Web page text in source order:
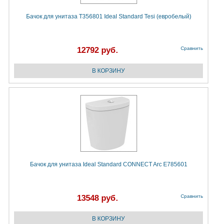
Бачок для унитаза T356801 Ideal Standard Tesi (евробелый)
12792 руб. Сравнить
Бачок для унитаза Ideal Standard CONNECT Arc E785601
13548 руб. Сравнить